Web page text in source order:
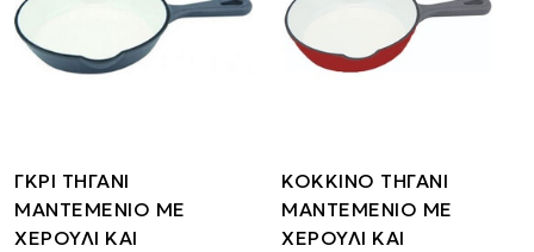
ΓΚΡΙ ΤΗΓΑΝΙ
ΜΑΝΤΕΜΕΝΙΟ ΜΕ
ΧΕΡΟΥΛΙ ΚΑΙ
ΚΟΚΚΙΝΟ ΤΗΓΑΝΙ
ΜΑΝΤΕΜΕΝΙΟ ΜΕ
ΧΕΡΟΥΛΙ ΚΑΙ